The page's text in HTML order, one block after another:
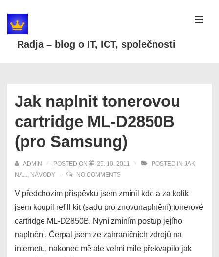
Skip
Radja – blog o IT, ICT, společnosti
Jak naplnit tonerovou
cartridge ML-D2850B
(pro Samsung)
ADMIN POSTED ON 25. 10. 2011 POSTED IN JAK
NA..., NÁVODY NO COMMENTS
V předchozím příspěvku jsem zmínil kde a za kolik
jsem koupil refill kit (sadu pro znovunaplnění) tonerové
cartridge ML-D2850B. Nyní zmíním postup jejího
naplnění. Čerpal jsem ze zahraničních zdrojů na
internetu, nakonec mě ale velmi mile překvapilo jak